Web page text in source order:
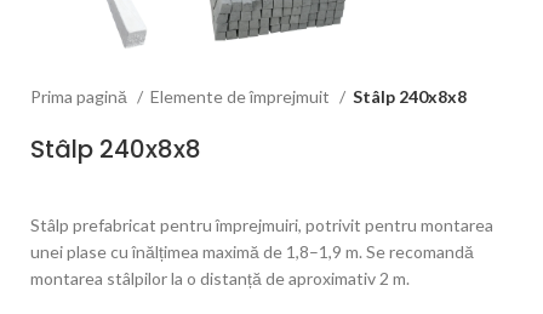
Prima pagină Elemente de împrejmuit Stâlp 240x8x8
Stâlp 240x8x8
Stâlp prefabricat pentru împrejmuiri, potrivit pentru montarea
unei plase cu înălțimea maximă de 1,8–1,9 m. Se recomandă
montarea stâlpilor la o distanță de aproximativ 2 m.